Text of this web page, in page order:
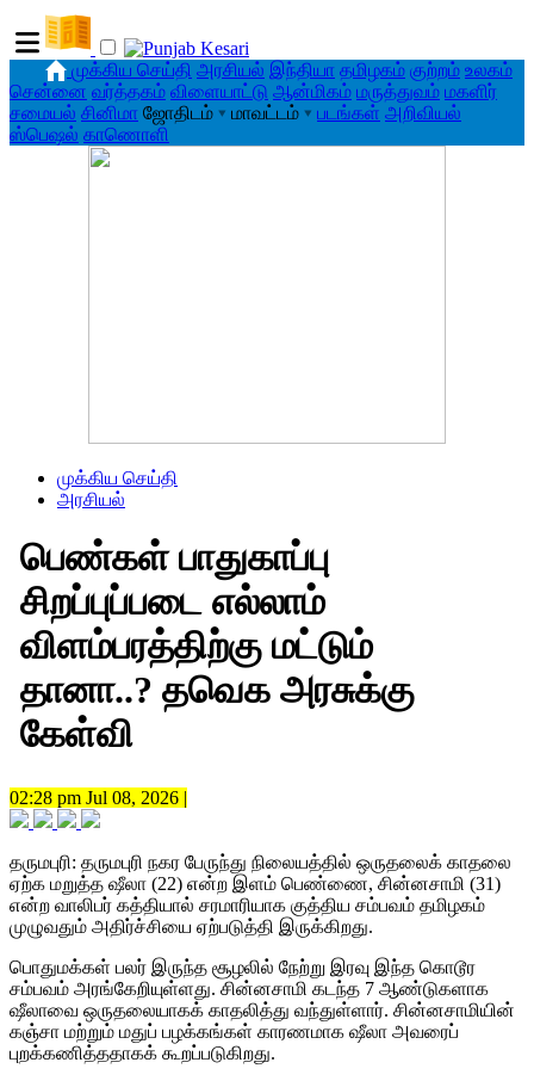
முக்கிய செய்தி அரசியல் இந்தியா தமிழகம் குற்றம் உலகம்
சென்னை வர்த்தகம் விளையாட்டு ஆன்மிகம் மருத்துவம் மகளிர்
சமையல் சினிமா ஜோதிடம் ▾ மாவட்டம் ▾ படங்கள் அறிவியல்
ஸ்பெஷல் காணொளி
முக்கிய செய்தி
அரசியல்
பெண்கள் பாதுகாப்பு
சிறப்புப்படை எல்லாம்
விளம்பரத்திற்கு மட்டும்
தானா..? தவெக அரசுக்கு
கேள்வி
02:28 pm Jul 08, 2026 |
தருமபுரி: தருமபுரி நகர பேருந்து நிலையத்தில் ஒருதலைக் காதலை
ஏற்க மறுத்த ஷீலா (22) என்ற இளம் பெண்ணை, சின்னசாமி (31)
என்ற வாலிபர் கத்தியால் சரமாரியாக குத்திய சம்பவம் தமிழகம்
முழுவதும் அதிர்ச்சியை ஏற்படுத்தி இருக்கிறது.
பொதுமக்கள் பலர் இருந்த சூழலில் நேற்று இரவு இந்த கொடூர
சம்பவம் அரங்கேறியுள்ளது. சின்னசாமி கடந்த 7 ஆண்டுகளாக
ஷீலாவை ஒருதலையாகக் காதலித்து வந்துள்ளார். சின்னசாமியின்
கஞ்சா மற்றும் மதுப் பழக்கங்கள் காரணமாக ஷீலா அவரைப்
புறக்கணித்ததாகக் கூறப்படுகிறது.